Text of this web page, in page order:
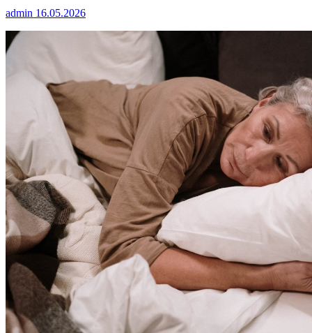
admin 16.05.2026